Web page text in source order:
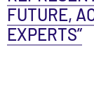
FUTURE,
EXPERTS”